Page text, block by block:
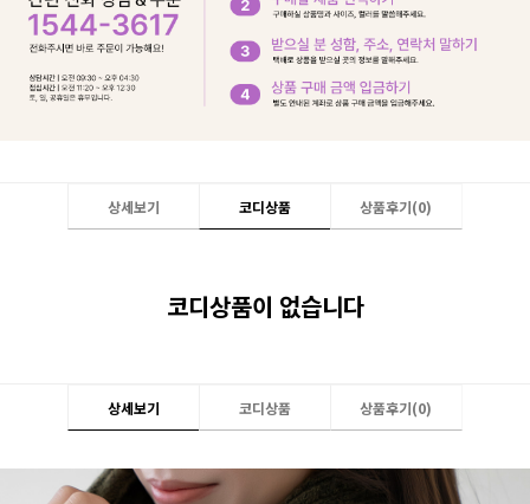
상세보기 코디상품 상품후기(0)
코디상품이 없습니다
상세보기 코디상품 상품후기(0)